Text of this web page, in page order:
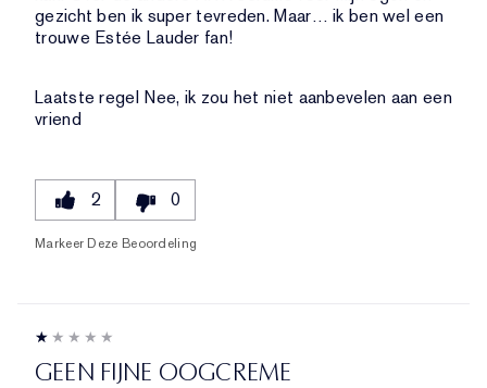
gezicht ben ik super tevreden. Maar… ik ben wel een
trouwe Estée Lauder fan!
Laatste regelNee, ik zou het niet aanbevelen aan een
vriend
2 0
Markeer Deze Beoordeling
GEEN FIJNE OOGCREME